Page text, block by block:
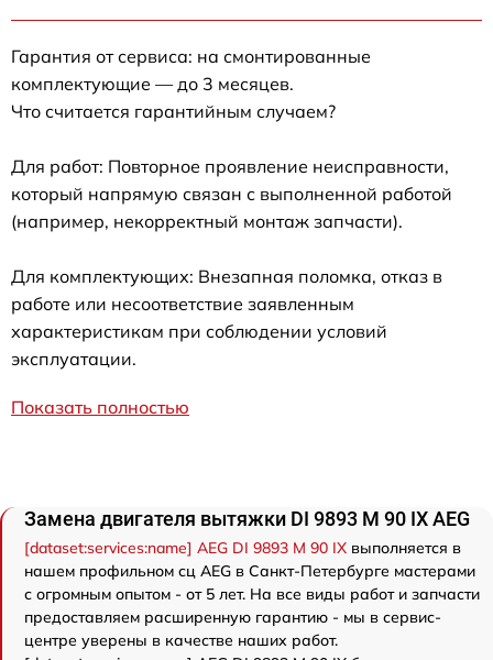
Гарантия от сервиса: на смонтированные
комплектующие — до 3 месяцев.
Что считается гарантийным случаем?
Для работ: Повторное проявление неисправности,
который напрямую связан с выполненной работой
(например, некорректный монтаж запчасти).
Для комплектующих: Внезапная поломка, отказ в
работе или несоответствие заявленным
характеристикам при соблюдении условий
эксплуатации.
Показать полностью
Замена двигателя вытяжки DI 9893 M 90 IX AEG
[dataset:services:name] AEG DI 9893 M 90 IX выполняется в
нашем профильном сц AEG в Санкт-Петербурге мастерами
с огромным опытом - от 5 лет. На все виды работ и запчасти
предоставляем расширенную гарантию - мы в сервис-
центре уверены в качестве наших работ.